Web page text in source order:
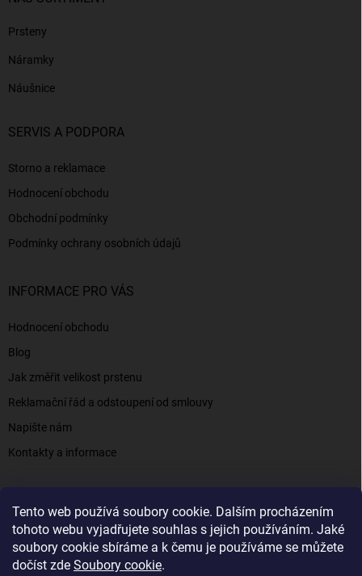
Tento web používá soubory cookie. Dalším procházením
tohoto webu vyjadřujete souhlas s jejich používáním. Jaké
soubory cookie sbíráme a k čemu je používáme se můžete
dočíst zde Soubory cookie.
Prsteny
Náramky
Náušnice
SERVIS A PODPORA
Storno a reklamace
Hodnocení obchodu
Obchodní podmínky
Podmínky ochrany osobních údajů
INFORMACE PRO VÁS
Hodnocení obchodu
Blog
Jak změřit velikost prstenu
Reklamační řád a odstoupení od smlouvy
Napište nám
Kontakty a informace
Elenys.cz - šperky, kterým věříte už od roku 2016